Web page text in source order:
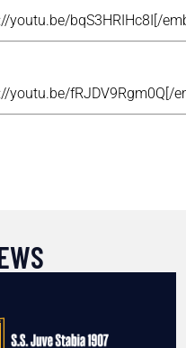
youtu.be/bqS3HRIHc8I[/
youtu.be/fRJDV9Rgm0Q[/